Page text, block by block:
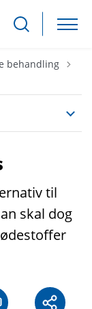
behandling
til
skal dog